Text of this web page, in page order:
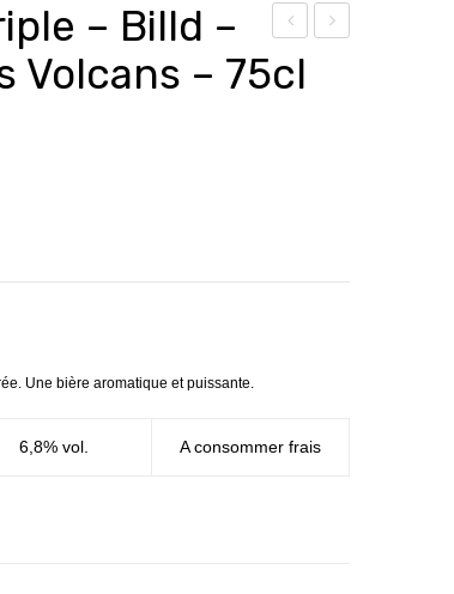
ière
Pal
–
eil
Co
Rév
– Billd –
Volcans – 75cl
Une bière aromatique et puissante.
6,8% vol. A consommer frais